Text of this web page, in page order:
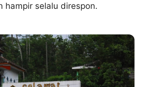
hampir selalu direspon.